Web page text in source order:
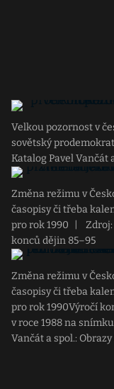
Velkou pozornost v
sovětský
Katalog Pavel Vančát
Změna režimu v
časopisy či třeba
pro rok 1990
Zdroj:
konců dějin 85–95
Změna režimu v
časopisy či třeba
pro rok 1990Výročí
v roce 1988 na
Vančát a spol.: